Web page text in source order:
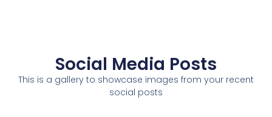
Social Media Posts
This is a gallery to showcase images from your recent
social posts